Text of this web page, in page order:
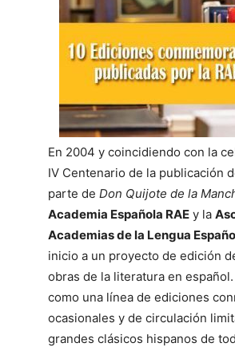
En 2004 y coincidiendo con la
IV Centenario de la publicación
parte de Don Quijote de la
Academia Española RAE y la
Academias de la Lengua
inicio a un proyecto de edición
obras de la literatura en
como una línea de ediciones
ocasionales y de circulación
grandes clásicos hispanos de